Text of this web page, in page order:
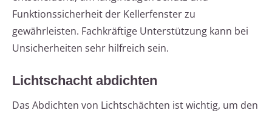
Funktionssicherheit der Kellerfenster zu
gewährleisten. Fachkräftige Unterstützung kann bei
Unsicherheiten sehr hilfreich sein.
Lichtschacht abdichten
Das Abdichten von Lichtschächten ist wichtig, um den